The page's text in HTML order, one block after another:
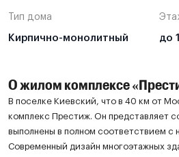
Тип дома
Кирпично-монолитный до
О жилом комплексе
В поселке Киевский, что в 40 км от
комплекс Престиж. Он представляет
выполнены в полном соответствием с
Современный дизайн многоэтажных